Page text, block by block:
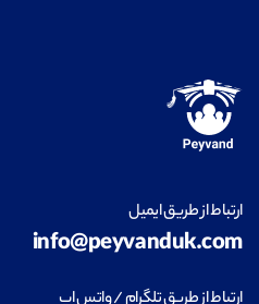
ارتباط از طریق ایمیل
info@peyvanduk.com